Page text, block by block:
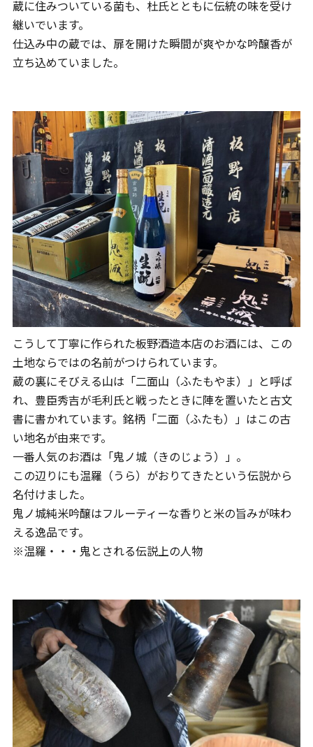
蔵に住みついている菌も、杜氏とともに伝統の味を受け
継いでいます。
仕込み中の蔵では、扉を開けた瞬間が爽やかな吟醸香が
立ち込めていました。
こうして丁寧に作られた板野酒造本店のお酒には、この
土地ならではの名前がつけられています。
蔵の裏にそびえる山は「二面山（ふたもやま）」と呼ば
れ、豊臣秀吉が毛利氏と戦ったときに陣を置いたと古文
書に書かれています。銘柄「二面（ふたも）」はこの古
い地名が由来です。
一番人気のお酒は「鬼ノ城（きのじょう）」。
この辺りにも温羅（うら）がおりてきたという伝説から
名付けました。
鬼ノ城純米吟醸はフルーティーな香りと米の旨みが味わ
える逸品です。
※温羅・・・鬼とされる伝説上の人物